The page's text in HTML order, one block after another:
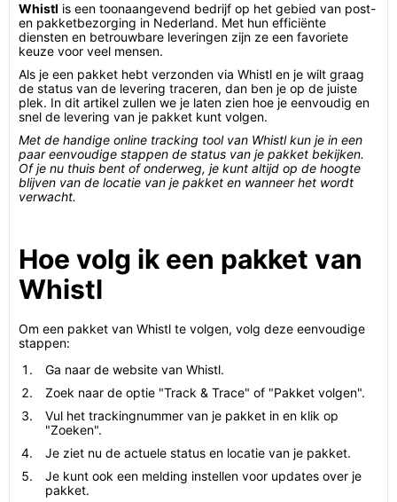
Whistl is een toonaangevend bedrijf op het gebied van post-
en pakketbezorging in Nederland. Met hun efficiënte
diensten en betrouwbare leveringen zijn ze een favoriete
keuze voor veel mensen.
Als je een pakket hebt verzonden via Whistl en je wilt graag
de status van de levering traceren, dan ben je op de juiste
plek. In dit artikel zullen we je laten zien hoe je eenvoudig en
snel de levering van je pakket kunt volgen.
Met de handige online tracking tool van Whistl kun je in een
paar eenvoudige stappen de status van je pakket bekijken.
Of je nu thuis bent of onderweg, je kunt altijd op de hoogte
blijven van de locatie van je pakket en wanneer het wordt
verwacht.
Hoe volg ik een pakket van
Whistl
Om een pakket van Whistl te volgen, volg deze eenvoudige
stappen:
Ga naar de website van Whistl.
Zoek naar de optie "Track & Trace" of "Pakket volgen".
Vul het trackingnummer van je pakket in en klik op
"Zoeken".
Je ziet nu de actuele status en locatie van je pakket.
Je kunt ook een melding instellen voor updates over je
pakket.